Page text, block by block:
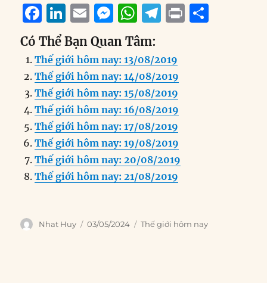
F
a
c
e
b
o
o
k
Li
n
k
e
d
I
n
E
m
ai
l
M
ss
e
n
g
er
W
h
at
s
A
p
p
T
e
g
r
a
m
P
Có Thể Bạn Quan Tâm:
Thế giới hôm nay: 13/08/2019
Thế giới hôm nay: 14/08/2019
Thế giới hôm nay: 15/08/2019
Thế giới hôm nay: 16/08/2019
Thế giới hôm nay: 17/08/2019
Thế giới hôm nay: 19/08/2019
Thế giới hôm nay: 20/08/2019
Thế giới hôm nay: 21/08/2019
Author
Nhat Huy
Posted
03/05/2024 Categories
Thế giới hôm nay